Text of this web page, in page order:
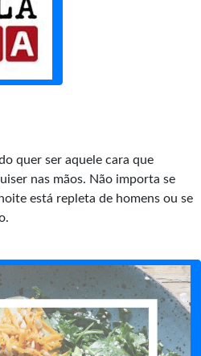
quer ser aquele cara que
nas mãos. Não importa se
está repleta de homens ou se